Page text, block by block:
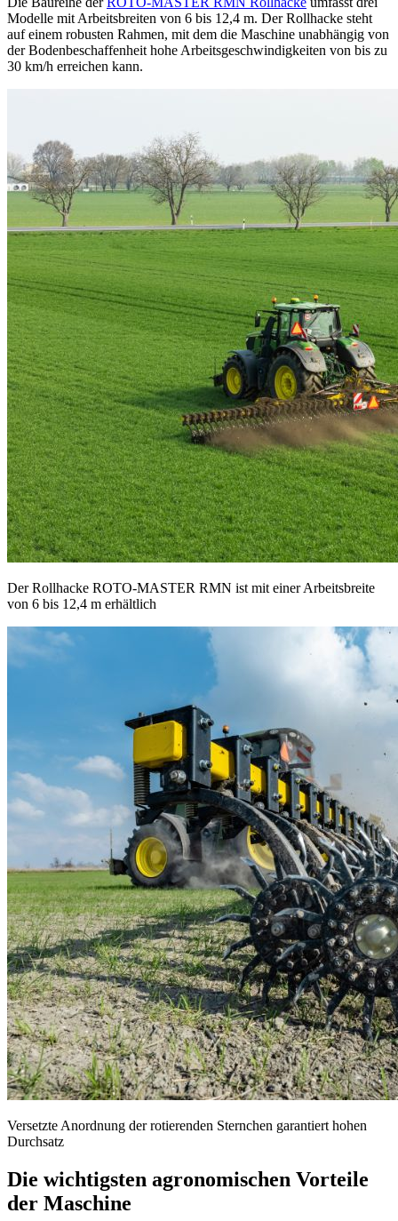
Modelle mit Arbeitsbreiten von 6 bis 12,4 m. Der Rollhacke steht
auf einem robusten Rahmen, mit dem die Maschine unabhängig von
der Bodenbeschaffenheit hohe Arbeitsgeschwindigkeiten von bis zu
30 km/h erreichen kann.
Der Rollhacke ROTO-MASTER RMN ist mit einer Arbeitsbreite
von 6 bis 12,4 m erhältlich
Versetzte Anordnung der rotierenden Sternchen garantiert hohen
Durchsatz
Die wichtigsten agronomischen Vorteile
der Maschine